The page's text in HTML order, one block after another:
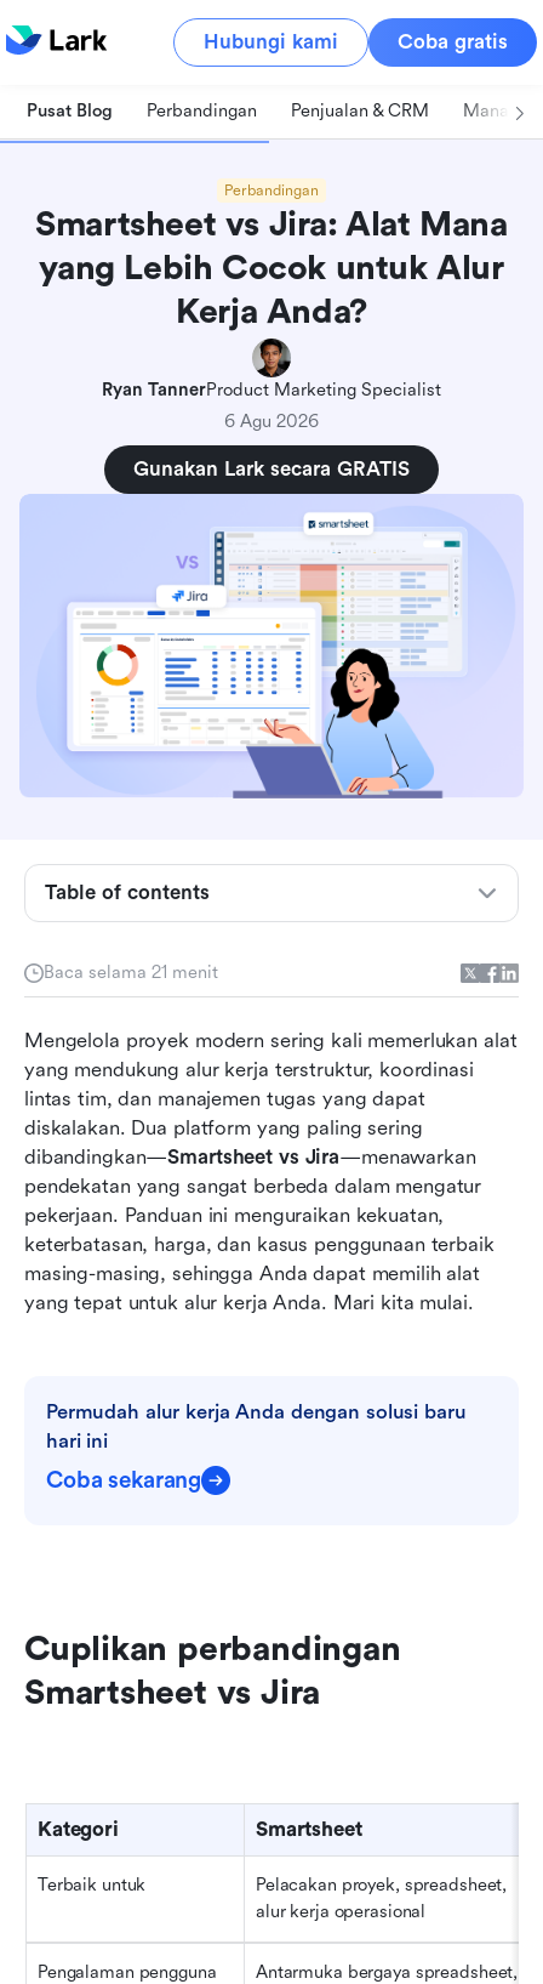
Hubungi kami Coba gratis
Pusat Blog Perbandingan Penjualan & CRM
Perbandingan
Smartsheet vs Jira: Alat Mana
yang Lebih Cocok untuk Alur
Kerja Anda?
Ryan TannerProduct Marketing Specialist
6 Agu 2026
Gunakan Lark secara GRATIS
Baca selama 21 menit
Mengelola proyek modern sering kali memerlukan alat
yang mendukung alur kerja terstruktur, koordinasi
lintas tim, dan manajemen tugas yang dapat
diskalakan. Dua platform yang paling sering
dibandingkan—Smartsheet vs Jira—menawarkan
pendekatan yang sangat berbeda dalam mengatur
pekerjaan. Panduan ini menguraikan kekuatan,
keterbatasan, harga, dan kasus penggunaan terbaik
masing-masing, sehingga Anda dapat memilih alat
yang tepat untuk alur kerja Anda. Mari kita mulai.
Permudah alur kerja Anda dengan solusi baru
hari ini
Coba sekarang
Cuplikan perbandingan
Smartsheet vs Jira
Kategori Smartsheet
Terbaik untuk
Pelacakan proyek, spreadsheet,
alur kerja operasional
Pengalaman pengguna
Antarmuka bergaya spreadsheet,
Table of contents
Cuplikan perbandingan Smartsheet vs Jira
Smartsheet vs Jira: Perbandingan mendetail di
berbagai kategori utama
Alat mana yang sesuai dengan alur kerja Anda?
untuk tim mana?
Keterbatasan kedua alat: Smartsheet dan Jira
Alternatif cerdas: Gunakan Lark untuk
kolaborasi yang erat & alur kerja yang cerdas
Putusan akhir: Smartsheet vs Jira vs Lark pada
fitur & harga
Kesimpulan
Bacaan terkait